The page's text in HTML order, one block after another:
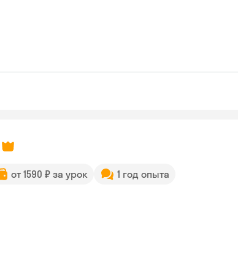
от 1590 ₽ за урок 1 год опыта